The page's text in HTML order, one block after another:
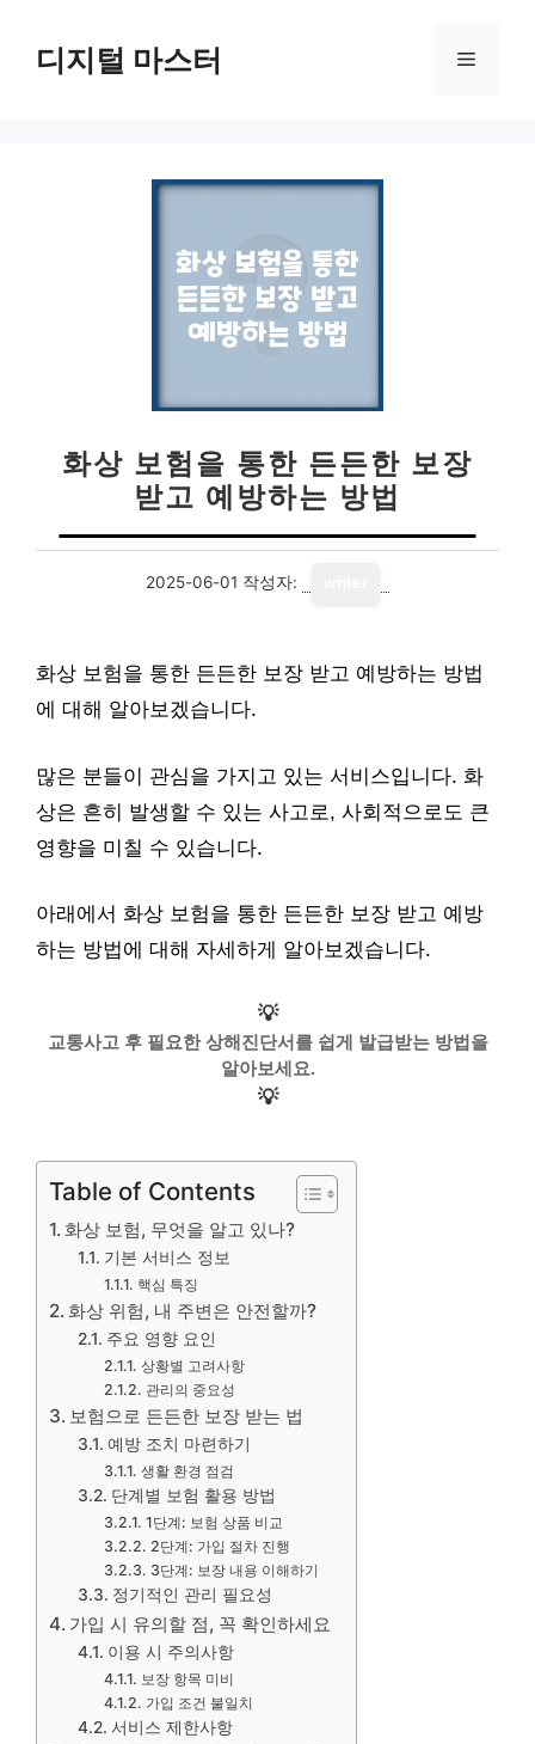
디지털 마스터 메
화상 보험을 통한 든든한 보장
받고 예방하는 방법
2025-06-01 작성자:
화상 보험을 통한 든든한 보장 받고 예방하는 방법
에 대해 알아보겠습니다.
많은 분들이 관심을 가지고 있는 서비스입니다. 화
상은 흔히 발생할 수 있는 사고로, 사회적으로도 큰
영향을 미칠 수 있습니다.
아래에서 화상 보험을 통한 든든한 보장 받고 예방
하는 방법에 대해 자세하게 알아보겠습니다.
💡
교통사고 후 필요한 상해진단서를 쉽게 발급받는 방법을
알아보세요.
💡
Table of Contents
화상 보험, 무엇을 알고 있나?
기본 서비스 정보
핵심 특징
화상 위험, 내 주변은 안전할까?
주요 영향 요인
상황별 고려사항
관리의 중요성
보험으로 든든한 보장 받는 법
예방 조치 마련하기
생활 환경 점검
단계별 보험 활용 방법
1단계: 보험 상품 비교
2단계: 가입 절차 진행
3단계: 보장 내용 이해하기
정기적인 관리 필요성
가입 시 유의할 점, 꼭 확인하세요
이용 시 주의사항
보장 항목 미비
가입 조건 불일치
서비스 제한사항